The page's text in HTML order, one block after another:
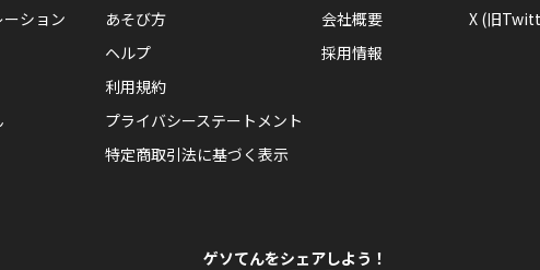
ション
あそび方
ヘルプ
利用規約
プライバシーステートメント
特定商取引法に基づく表示
会社概要
採用情報
X (旧
ゲソてんをシェアしよう！